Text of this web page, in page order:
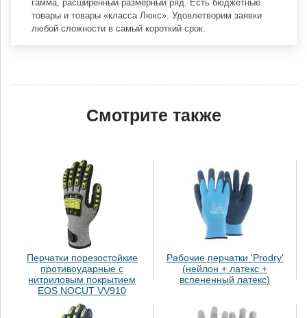
гамма, расширенный размерный ряд. Есть бюджетные
товары и товары «класса Люкс». Удовлетворим заявки
любой сложности в самый короткий срок.
Смотрите также
Перчатки порезостойкие
противоударные с
нитриловым покрытием
EOS NOCUT VV910
Рабочие перчатки 'Prodry'
(нейлон + латекс +
вспененный латекс)